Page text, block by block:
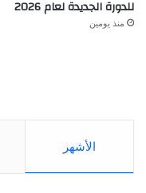
للدورة الجديدة لعام 2026
منذ يومين
الأشهر